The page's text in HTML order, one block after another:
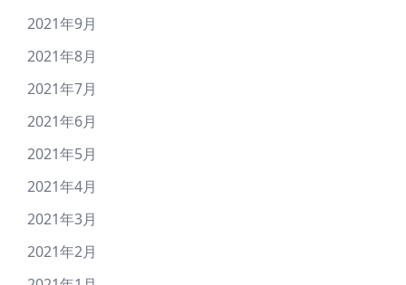
2021年9月
2021年8月
2021年7月
2021年6月
2021年5月
2021年4月
2021年3月
2021年2月